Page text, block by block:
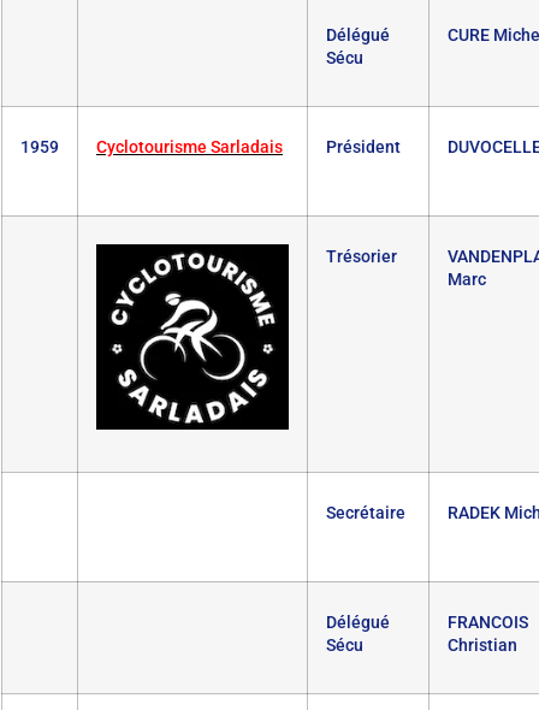
Délégué
Sécu
CURE
1959 Cyclotourisme Sarladais Président
Trésorier
Marc
Secrétaire RADEK
Délégué
Sécu
FRANCOIS
Christian